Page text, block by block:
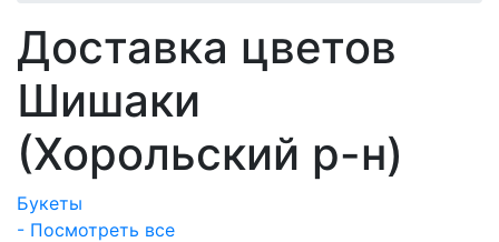
Доставка цветов
Шишаки
(Хорольский р-н)
Букеты
- Посмотреть все